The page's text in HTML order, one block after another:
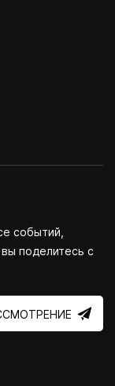
станки,
небольшие
и
событий,
поделитесь с